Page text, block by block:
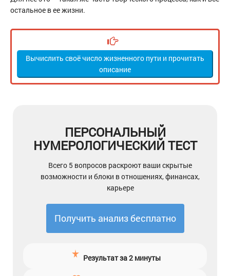
остальное в ее жизни.
Вычислить своё число жизненного пути и прочитать
описание
ПЕРСОНАЛЬНЫЙ
НУМЕРОЛОГИЧЕСКИЙ ТЕСТ
Всего 5 вопросов раскроют ваши скрытые
возможности и блоки в отношениях, финансах,
карьере
Получить анализ бесплатно
Результат за 2 минуты